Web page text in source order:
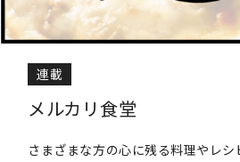
連載
メルカリ食堂
さまざまな方の心に残る料理やレ